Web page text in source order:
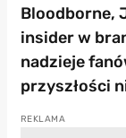
Bloodborne,
insider w
nadzieje
przyszłości